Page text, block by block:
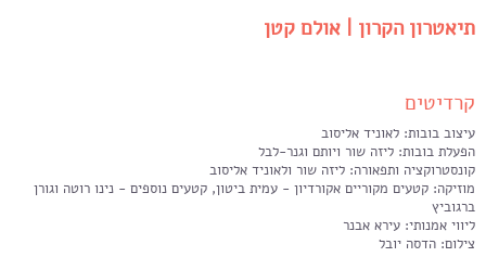
תיאטרון הקרון | אולם קטן
קרדיטים
עיצוב בובות: לאוניד אליסוב
הפעלת בובות: ליזה שור ויותם וגנר-לבל
קונסטרוקציה ותפאורה: ליזה שור ולאוניד אליסוב
מוזיקה: קטעים מקוריים אקורדיון - עמית ביטון, קטעים נוספים - נינו רוטה וגורן
ברגוביץ
ליווי אמנותי: עירא אבנר
צילום: הדסה יובל